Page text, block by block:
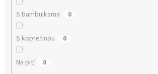
S bambulkama 0
S kopretinou 0
Na pití 0